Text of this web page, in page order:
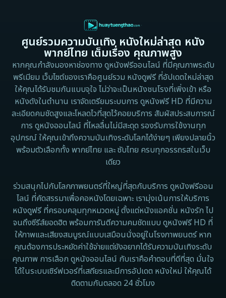
Detective สืบสวน
Disaster
Disney+
Documentary สารคดี
Documentary สารคดี
Drama ดราม่า
Drama ดราม่า
Dystopian
Emotional
Erotic
Family ครอบครัว
1983
1982
1971
1962
ศูนย์รวมความบันเทิง หนังใหม่ล่าสุด หนัง
พากย์ไทย เต็มเรื่อง คุณภาพสูง
หากคุณกำลังมองหาช่องทาง ดูหนังฟรีออนไลน์ ที่มีคุณภาพระดับ
พรีเมียม เว็บไซต์ของเราคือศูนย์รวม หนังดูฟรี ที่อัปเดตใหม่ล่าสุด
ให้คุณได้รับชมกันแบบจุใจ ไม่ว่าจะเป็นหนังชนโรงที่เพิ่งเข้า หรือ
หนังดังในตำนาน เราจัดเตรียมระบบการ ดูหนังฟรี HD ที่มีความ
ละเอียดคมชัดสูงและโหลดไวที่สุดไว้คอยบริการ สัมผัสประสบการณ์
การ ดูหนังออนไลน์ ที่ไหลลื่นไม่มีสะดุด รองรับการใช้งานทุก
อุปกรณ์ ให้คุณเข้าถึงความบันเทิงระดับโลกได้ง่ายๆ เพียงปลายนิ้ว
พร้อมตัวเลือกทั้ง พากย์ไทย และ ซับไทย ครบทุกอรรถรสในเว็บ
เดียว
ร่วมสนุกไปกับโลกภาพยนตร์ที่ใหญ่ที่สุดกับบริการ ดูหนังฟรีออน
ไลน์ ที่คัดสรรมาเพื่อคอหนังโดยเฉพาะ เรามุ่งเน้นการให้บริการ
หนังดูฟรี ที่ครอบคลุมทุกหมวดหมู่ ตั้งแต่หนังแอคชั่น หนังรัก ไป
จนถึงซีรีส์ยอดฮิต พร้อมการันตีความคมชัดแบบ ดูหนังฟรี HD ที่
ให้ภาพและเสียงสมบูรณ์แบบเสมือนนั่งอยู่ในโรงภาพยนตร์ หาก
คุณต้องการประหยัดค่าใช้จ่ายแต่ยังอยากได้รับความบันเทิงระดับ
คุณภาพ การเลือก ดูหนังออนไลน์ กับเราคือคำตอบที่ดีที่สุด มั่นใจ
ได้ในระบบเซิร์ฟเวอร์ที่เสถียรและมีการอัปเดต หนังใหม่ ให้คุณได้
ติดตามกันตลอด 24 ชั่วโมง